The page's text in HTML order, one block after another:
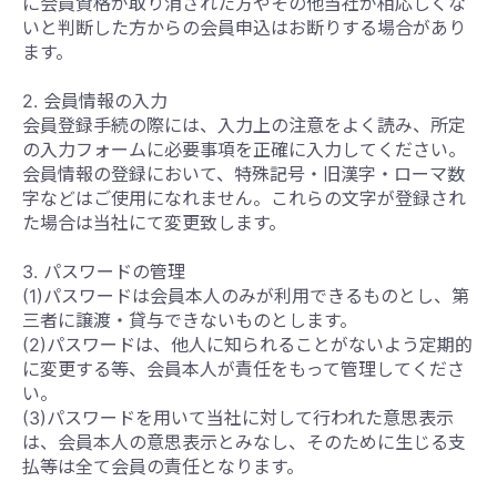
いと判断した方からの会員申込はお断りする場合があり
ます。
2. 会員情報の入力
会員登録手続の際には、入力上の注意をよく読み、所定
の入力フォームに必要事項を正確に入力してください。
会員情報の登録において、特殊記号・旧漢字・ローマ数
字などはご使用になれません。これらの文字が登録され
た場合は当社にて変更致します。
3. パスワードの管理
(1)パスワードは会員本人のみが利用できるものとし、第
三者に譲渡・貸与できないものとします。
(2)パスワードは、他人に知られることがないよう定期的
に変更する等、会員本人が責任をもって管理してくださ
い。
(3)パスワードを用いて当社に対して行われた意思表示
は、会員本人の意思表示とみなし、そのために生じる支
払等は全て会員の責任となります。